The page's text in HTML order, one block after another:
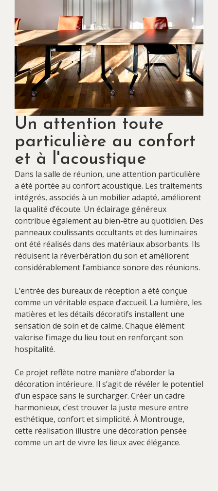
Un attention toute
particulière au confort
et à l'acoustique
Dans la salle de réunion, une attention particulière
a été portée au confort acoustique. Les traitements
intégrés, associés à un mobilier adapté, améliorent
la qualité d’écoute. Un éclairage généreux
contribue également au bien-être au quotidien. Des
panneaux coulissants occultants et des luminaires
ont été réalisés dans des matériaux absorbants. Ils
réduisent la réverbération du son et améliorent
considérablement l’ambiance sonore des réunions.
L’entrée des bureaux de réception a été conçue
comme un véritable espace d’accueil. La lumière, les
matières et les détails décoratifs installent une
sensation de soin et de calme. Chaque élément
valorise l’image du lieu tout en renforçant son
hospitalité.
Ce projet reflète notre manière d’aborder la
décoration intérieure. Il s’agit de révéler le potentiel
d’un espace sans le surcharger. Créer un cadre
harmonieux, c’est trouver la juste mesure entre
esthétique, confort et simplicité. À Montrouge,
cette réalisation illustre une décoration pensée
comme un art de vivre les lieux avec élégance.